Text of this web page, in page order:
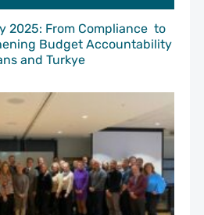
2025: From Compliance to
Budget Accountability
and Turkye